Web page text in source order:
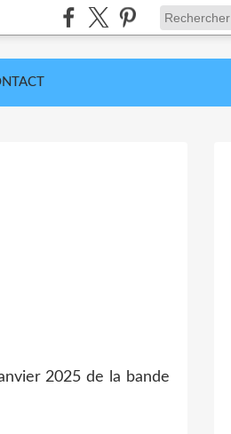
2025 de la bande